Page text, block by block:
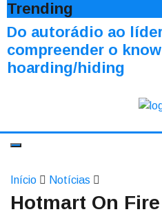
Trending
Do autorádio ao
compreender o
hoarding/hiding
Início Notícias
Hotmart On